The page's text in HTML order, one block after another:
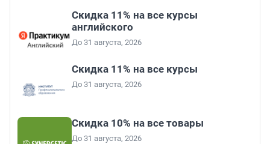
Скидка 11% на все курсы
английского
До 31 августа, 2026
Скидка 11% на все курсы
До 31 августа, 2026
Скидка 10% на все товары
До 31 августа, 2026